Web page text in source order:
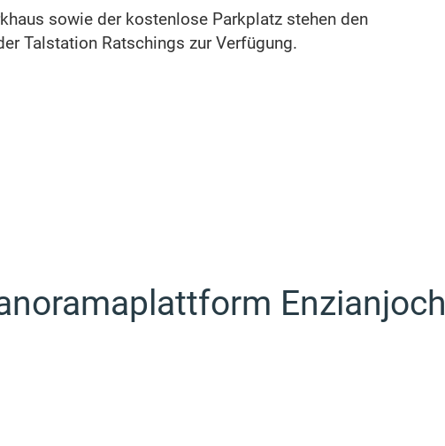
sowie der kostenlose Parkplatz stehen den
Talstation Ratschings zur Verfügung.
Enzianjoch